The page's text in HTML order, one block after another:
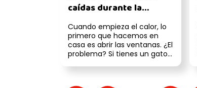
caídas durante la
Cuando empieza el calor, lo
primero que hacemos en
casa es abrir las ventanas. ¿El
problema? Si tienes un gato,